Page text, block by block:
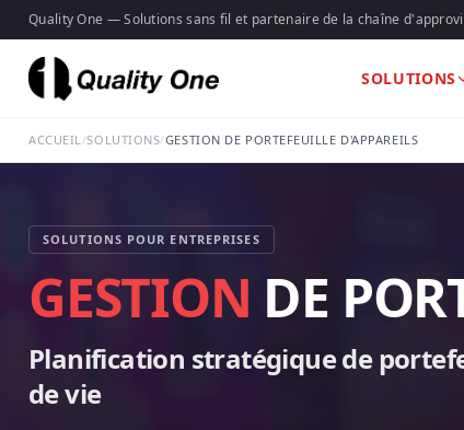
Quality One — Solutions sans fil et partenaire de la chaîne
SOLUTIONS
ACCUEIL/SOLUTIONS/GESTION DE PORTEFEUILLE D'APPAREILS
SOLUTIONS POUR ENTREPRISES
GESTION DE
Planification stratégique de
de vie